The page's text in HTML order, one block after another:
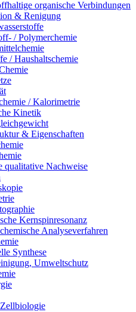
organische Verbindungen
& Renigung
/ Polymerchemie
/ Haushaltschemie
/ Kalorimetrie
Kinetik
& Eigenschaften
qualitative Nachweise
Kernspinresonanz
Analyseverfahren
Synthese
Umweltschutz